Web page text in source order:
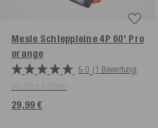
Mesle Schleppleine 4P 60' Pro
orange
5.0 (1 Bewertung)
29,99 €